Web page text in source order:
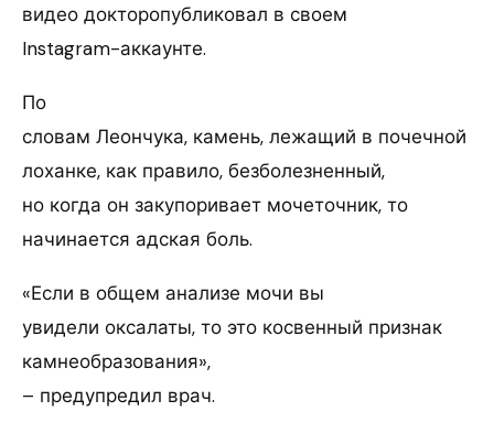
видео докторопубликовал в своем
Instagram-аккаунте.
По
словам Леончука, камень, лежащий в почечной
лоханке, как правило, безболезненный,
но когда он закупоривает мочеточник, то
начинается адская боль.
«Если в общем анализе мочи вы
увидели оксалаты, то это косвенный признак
камнеобразования»,
– предупредил врач.